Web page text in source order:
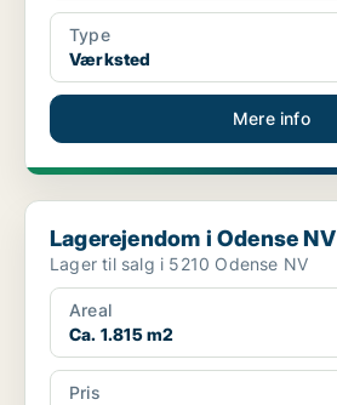
Type
Værksted
Mere info
Lagerejendom i Odense NV
Lagerejendom i Odense NV
Lager til salg i 5210 Odense NV
Areal
Ca. 1.815 m2
Pris